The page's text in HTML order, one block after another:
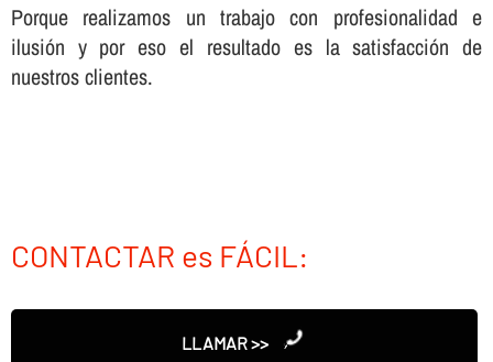
Porque realizamos un trabajo con profesionalidad e
ilusión y por eso el resultado es la satisfacción de
nuestros clientes.
CONTACTAR es FÁCIL:
LLAMAR >>